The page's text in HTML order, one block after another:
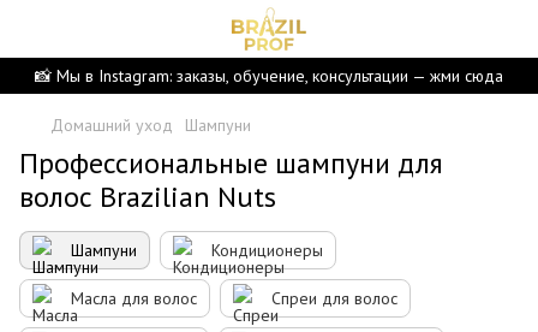
📸 Мы в Instagram: заказы, обучение, консультации — жми сюда
Домашний уход Шампуни
Профессиональные шампуни для
волос Brazilian Nuts
Шампуни Кондиционеры
Масла для волос Спреи для волос